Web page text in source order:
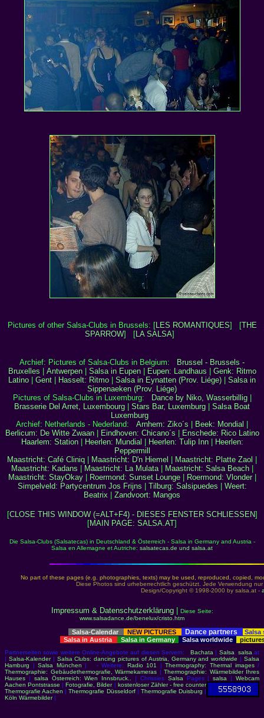
Pictures of other Salsa-Clubs in Brussels: [LES ROMANTIQUES] [THE
SPARROW] [LA SALSA]
Archief: Pictures of Salsa-Clubs in Belgium:
Brussel - Brussels -
Bruxelles
Antwerpen| Salsa in Eupen| Eupen: Landhaus
Genk: Ritmo
Latino
Gent Hasselt: Ritmo Salsa in Eynatten (Prov. Liége)
Salsa in
Sippenaeken (Prov. Liége)
Pictures of Salsa-Clubs in Luxemburg:
Dance by Niko, Wasserbillig|
Brasserie Del Arret, Luxembourg
Stars Bar, Luxemburg
Salsa Boat
Luxemburg
Archief: Netherlands - Nederland: Arnhem: Ziko´s Beek: Mondial
Berlicum: De Witte Zwaan| Eindhoven: Chicano´s
Enschede: Rico Latino
Haarlem: Station| Heerlen: Mundial Heerlen: Tulip Inn|
Heerlen:
Peppermill
Maastricht: Café Cliniq
Maastricht: D'n Hiemel Maastricht: Platte Zaol
Maastricht: Kadans
Maastricht: La Mulata| Maastricht: Salsa Beach|
Maastricht: StayOkay| Roermond: Sunset Lounge| Roermond: Vlonder|
Simpelveld: Partycentrum Jos Frijns
Tilburg: Salsipuedes
Weert:
Beatrix
Zandvoort: Mangos
[CLOSE THIS WINDOW (=ALT+F4) - DIESES FENSTER SCHLIESSEN]
[MAIN PAGE: SALSA.AT]
Die Salsa-Clubs (Salsatecas) in Deutschland & Österreich - Salsa in Germany and Austria -
Salsa en Allemagne et Autriche: salsatecas.de und salsa.at
No part of these pages (e.g. photographies, texts) may be used, reproduced, copied,
Diese Photos sind urheberrechtlich geschützt. Jede Verwendung
Design/Copyright © 1998-2000 by salsa.at -
Impressum & Datenschutzerklärung|
Diese Seite:
www.salsadance.de/benelux/cristo.htm
Salsa-Calendar NEW PICTURES Dance partners
Salsa
Salsa in Austria
Salsa in Germany Salsa worldwide
Partnerseiten sowie weitere Online-Angebote auf diesen Servern: Bachata | Salsa:salsa .at
| Salsa-Kalender| Salsa Clubs: dancing pictures of Austria, Germany and worldwide |Salsa
Hamburg |Salsa München | - Weitere: Radio 101 |Thermography: Thermal images/
Thermographie: Gebäudethermografie, Wärmekameras | Thermographie: Wärmebilder Ihres
Hauses | salsa Österreich: Wien Innsbruck.. | Chrissies Salsa Pages |salsa |Webcam
Aachen Pontstrasse |Fotografie, Bilder| kostenloser Zähler - free counter
Thermografie Aachen |Thermografie Düsseldorf| Thermografie Duisburg |
Köln Wärmebilder|